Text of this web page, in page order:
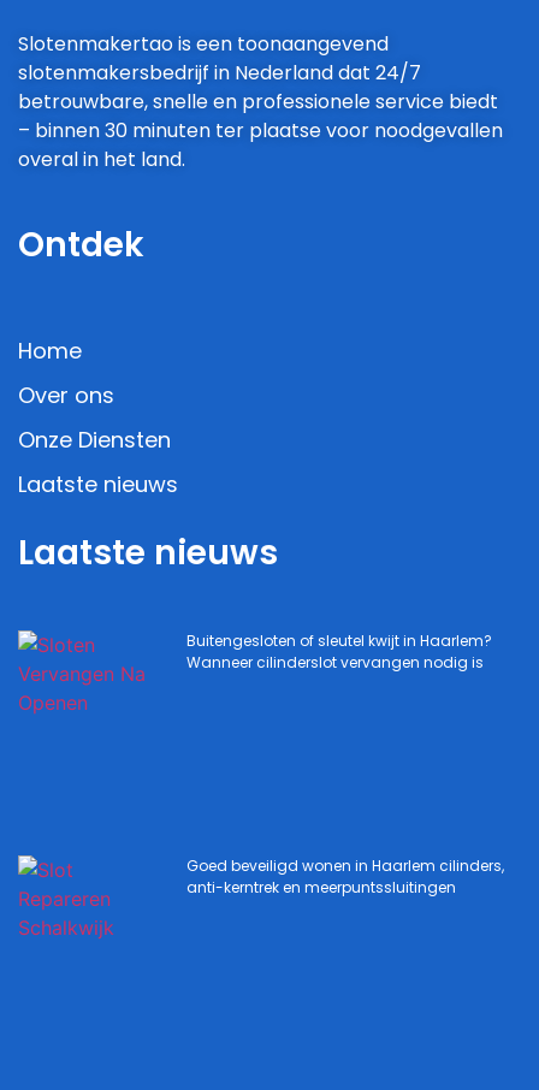
Slotenmakertao is een toonaangevend
slotenmakersbedrijf in Nederland dat 24/7
betrouwbare, snelle en professionele service biedt
– binnen 30 minuten ter plaatse voor noodgevallen
overal in het land.
Ontdek
Home
Over ons
Onze Diensten
Laatste nieuws
Laatste nieuws
Buitengesloten of sleutel kwijt in Haarlem?
Wanneer cilinderslot vervangen nodig is
Goed beveiligd wonen in Haarlem cilinders,
anti-kerntrek en meerpuntssluitingen